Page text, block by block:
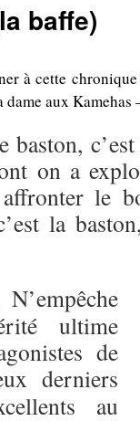
baffe)
à cette
aux
baston,
on a
le
la
ultime
de
derniers
au